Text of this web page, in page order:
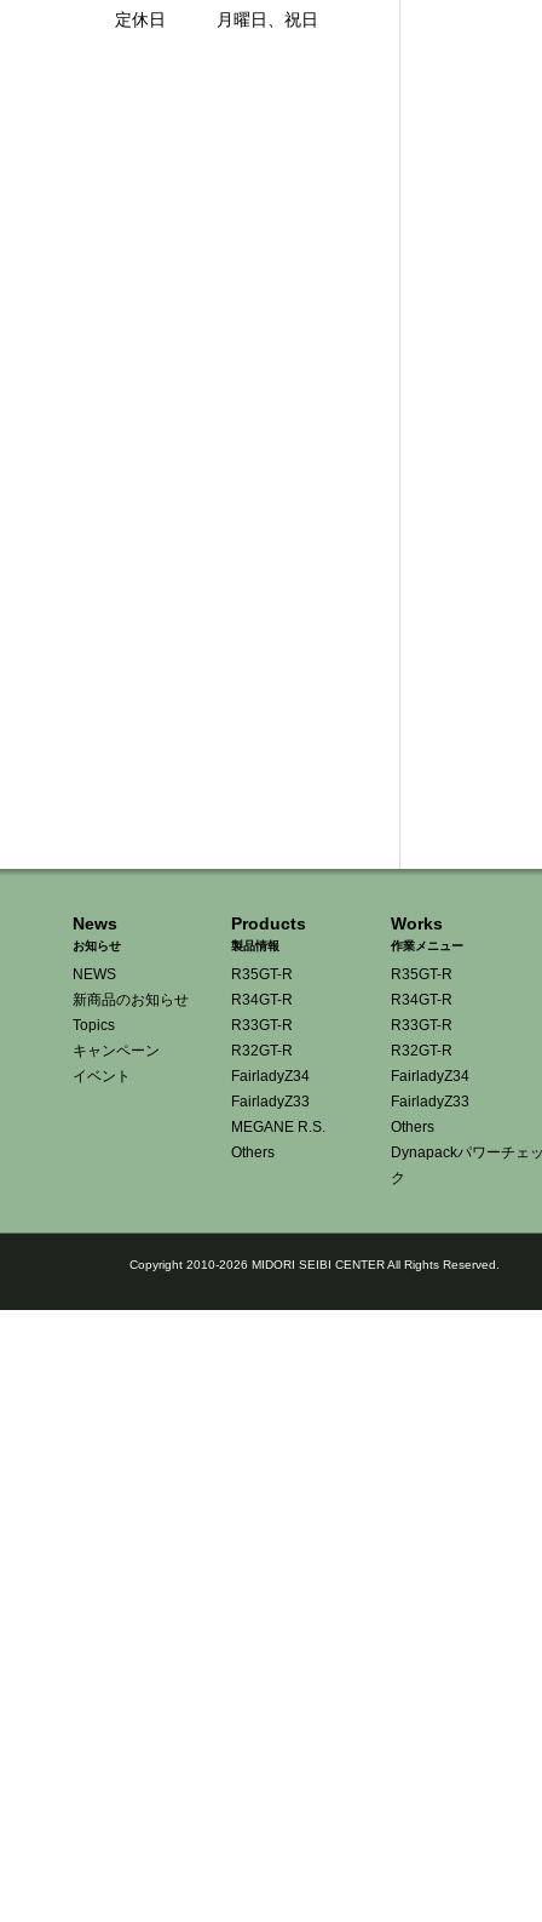
定休日 月曜日、祝日
News
お知らせ
NEWS
新商品のお知らせ
Topics
キャンペーン
イベント
Products
製品情報
R35GT-R
R34GT-R
R33GT-R
R32GT-R
FairladyZ34
FairladyZ33
MEGANE R.S.
Others
Works
作業メニュー
R35GT-R
R34GT-R
R33GT-R
R32GT-R
FairladyZ34
FairladyZ33
Others
Dynapackパワーチェ
ク
Copyright 2010-2026 MIDORI SEIBI CENTER All Rights Reserved.